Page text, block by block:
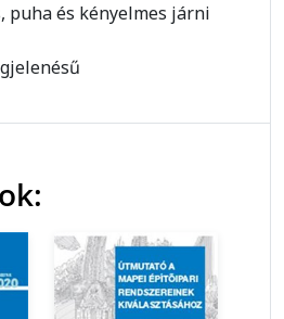
puha és kényelmes járni